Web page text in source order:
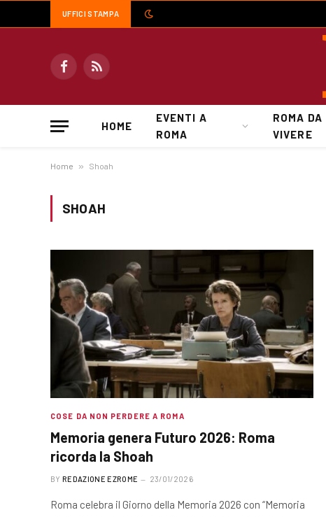
UFFICI STAMPA
FacebookRSS
HOME
EVENTI A
ROMA
ROMA DA
VIVERE
Home » Shoah
SHOAH
COSE DA NON PERDERE A ROMA
Memoria genera Futuro 2026: Roma
ricorda la Shoah
BY REDAZIONE EZROME 23/01/2026
Roma celebra il Giorno della Memoria 2026 con “Memoria